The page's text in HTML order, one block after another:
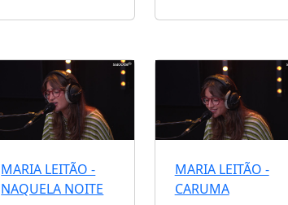
MARIA LEITÃO -
NAQUELA NOITE
MARIA LEITÃO -
CARUMA